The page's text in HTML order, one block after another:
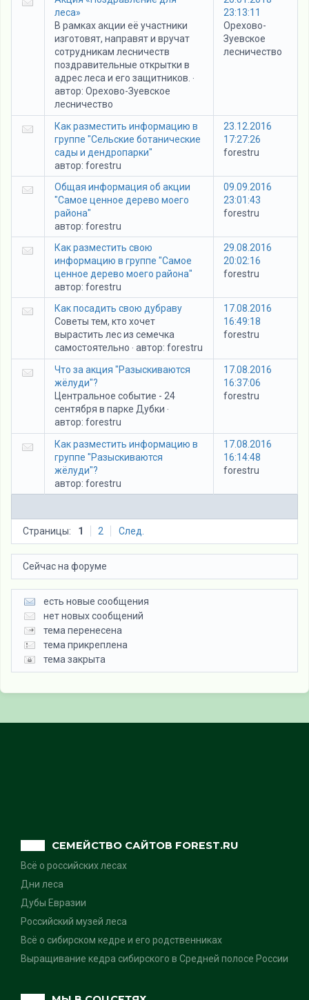
леса»
В рамках акции её участники
изготовят, направят и вручат
сотрудникам лесничеств
поздравительные открытки в
адрес леса и его защитников. ·
автор: Орехово-Зуевское
лесничество
23:13:11
Орехово-
Зуевское
лесничество
Как разместить информацию в
группе "Сельские ботанические
сады и дендропарки"
автор: forestru
23.12.2016
17:27:26
forestru
Общая информация об акции
"Самое ценное дерево моего
района"
автор: forestru
09.09.2016
23:01:43
forestru
Как разместить свою
информацию в группе "Самое
ценное дерево моего района"
автор: forestru
29.08.2016
20:02:16
forestru
Как посадить свою дубраву
Советы тем, кто хочет
вырастить лес из семечка
самостоятельно · автор: forestru
17.08.2016
16:49:18
forestru
Что за акция "Разыскиваются
жёлуди"?
Центральное событие - 24
сентября в парке Дубки ·
автор: forestru
17.08.2016
16:37:06
forestru
Как разместить информацию в
группе "Разыскиваются
жёлуди"?
автор: forestru
17.08.2016
16:14:48
forestru
Страницы: 1 2 След.
Сейчас на форуме
есть новые сообщения
нет новых сообщений
тема перенесена
тема прикреплена
тема закрыта
СЕМЕЙСТВО САЙТОВ FOREST.RU
Всё о российских лесах
Дни леса
Дубы Евразии
Российский музей леса
Всё о сибирском кедре и его родственниках
Выращивание кедра сибирского в Средней полосе России